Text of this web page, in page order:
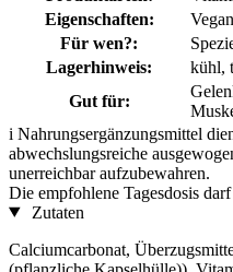
Eigenschaften:
Für wen?:
Lagerhinweis:
kühl,
Gut für:
i Nahrungsergänzungsmittel
abwechslungsreiche
unerreichbar aufzubewahren.
Die empfohlene Tagesdosis
Zutaten
Calciumcarbonat,